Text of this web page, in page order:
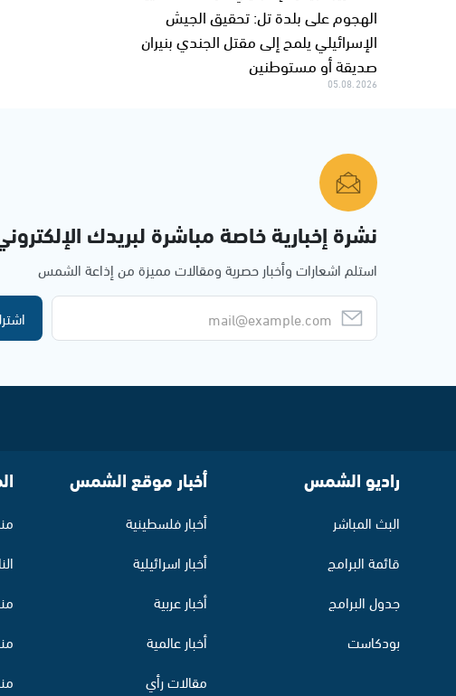
الهجوم على بلدة تل: تحقيق الجيش
الإسرائيلي يلمح إلى مقتل الجندي بنيران
صديقة أو مستوطنين
05.08.2026
نشرة إخبارية خاصة مباشرة لبريدك
استلم اشعارات وأخبار حصرية ومقالات مميزة من إذاعة الشمس
راديو الشمس
البث المباشر
قائمة البرامج
جدول البرامج
بودكاست
أخبار موقع الشمس
أخبار فلسطينية
أخبار اسرائيلية
أخبار عربية
أخبار عالمية
مقالات رأي